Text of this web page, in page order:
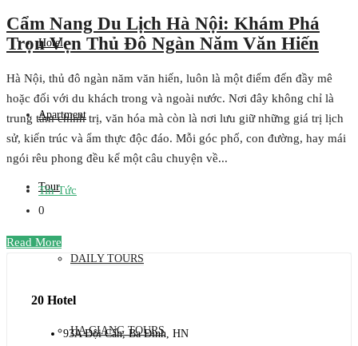
Hotel
Apartment
Tour
DAILY TOURS
HA GIANG TOURS
Cẩm Nang Du Lịch Hà Nội: Khám Phá
Trọn Vẹn Thủ Đô Ngàn Năm Văn Hiến
Hà Nội, thủ đô ngàn năm văn hiến, luôn là một điểm đến đầy mê
hoặc đối với du khách trong và ngoài nước. Nơi đây không chỉ là
trung tâm chính trị, văn hóa mà còn là nơi lưu giữ những giá trị lịch
sử, kiến trúc và ẩm thực độc đáo. Mỗi góc phố, con đường, hay mái
ngói rêu phong đều kể một câu chuyện về...
Tin Tức
0
Read More
20 Hotel
93A Đội Cấn, Ba Đình, HN